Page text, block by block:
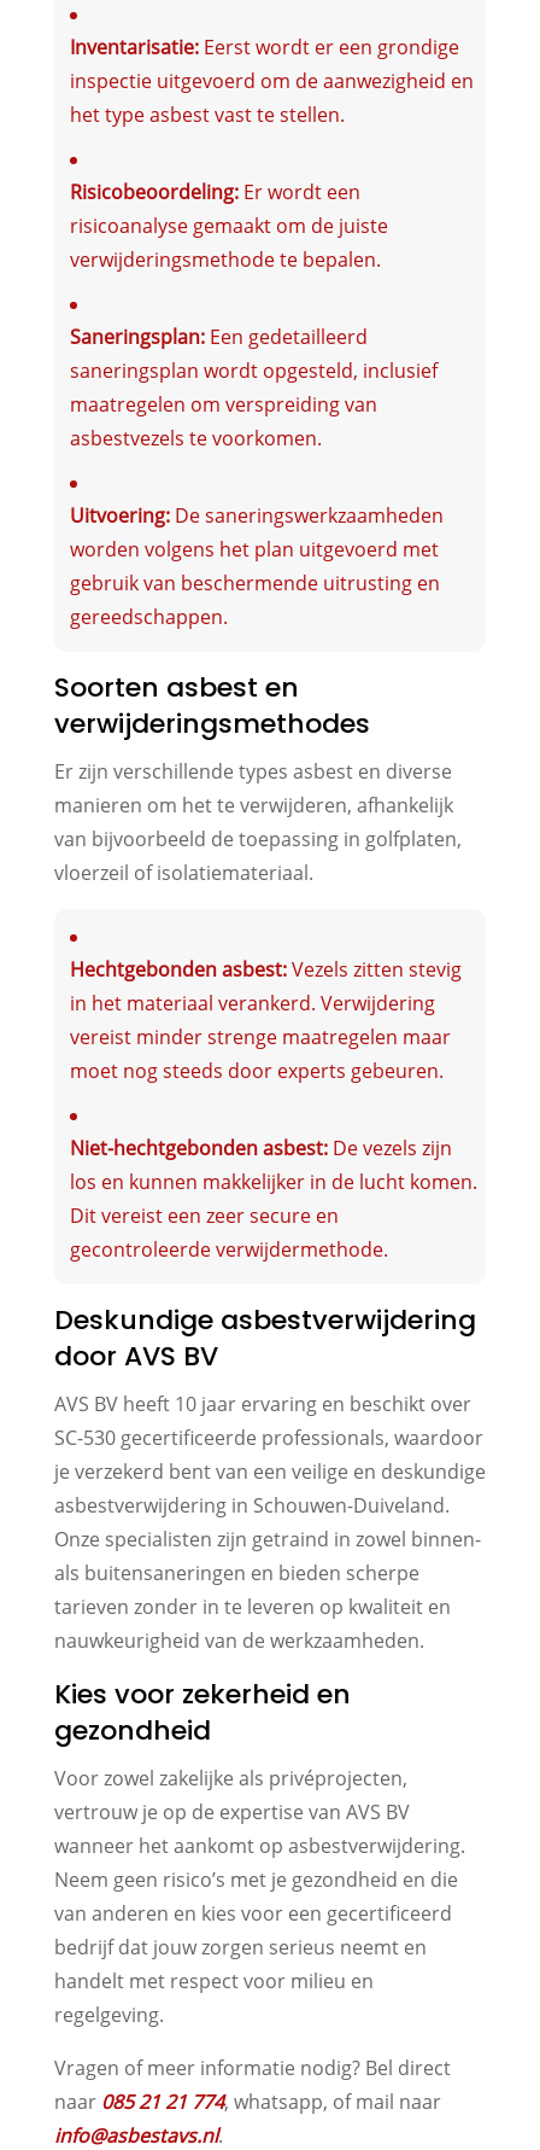
Inventarisatie:Eerst wordt er een grondige
inspectie uitgevoerd om de aanwezigheid en
het type asbest vast te stellen.
Risicobeoordeling:Er wordt een
risicoanalyse gemaakt om de juiste
verwijderingsmethode te bepalen.
Saneringsplan:Een gedetailleerd
saneringsplan wordt opgesteld, inclusief
maatregelen om verspreiding van
asbestvezels te voorkomen.
Uitvoering:De saneringswerkzaamheden
worden volgens het plan uitgevoerd met
gebruik van beschermende uitrusting en
gereedschappen.
Soorten asbest en
verwijderingsmethodes
Er zijn verschillende types asbest en diverse
manieren om het te verwijderen, afhankelijk
van bijvoorbeeld de toepassing in golfplaten,
vloerzeil of isolatiemateriaal.
Hechtgebonden asbest:Vezels zitten stevig
in het materiaal verankerd. Verwijdering
vereist minder strenge maatregelen maar
moet nog steeds door experts gebeuren.
Niet-hechtgebonden asbest:De vezels zijn
los en kunnen makkelijker in de lucht komen.
Dit vereist een zeer secure en
gecontroleerde verwijdermethode.
Deskundige asbestverwijdering
door AVS BV
AVS BV heeft 10 jaar ervaring en beschikt over
SC-530 gecertificeerde professionals, waardoor
je verzekerd bent van een veilige en deskundige
asbestverwijdering in Schouwen-Duiveland.
Onze specialisten zijn getraind in zowel binnen-
als buitensaneringen en bieden scherpe
tarieven zonder in te leveren op kwaliteit en
nauwkeurigheid van de werkzaamheden.
Kies voor zekerheid en
gezondheid
Voor zowel zakelijke als privéprojecten,
vertrouw je op de expertise van AVS BV
wanneer het aankomt op asbestverwijdering.
Neem geen risico’s met je gezondheid en die
van anderen en kies voor een gecertificeerd
bedrijf dat jouw zorgen serieus neemt en
handelt met respect voor milieu en
regelgeving.
Vragen of meer informatie nodig? Bel direct
naar 085 21 21 774, whatsapp, of mail naar
info@asbestavs.nl.